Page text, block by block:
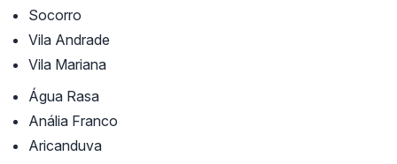
Socorro
Vila Andrade
Vila Mariana
Água Rasa
Anália Franco
Aricanduva